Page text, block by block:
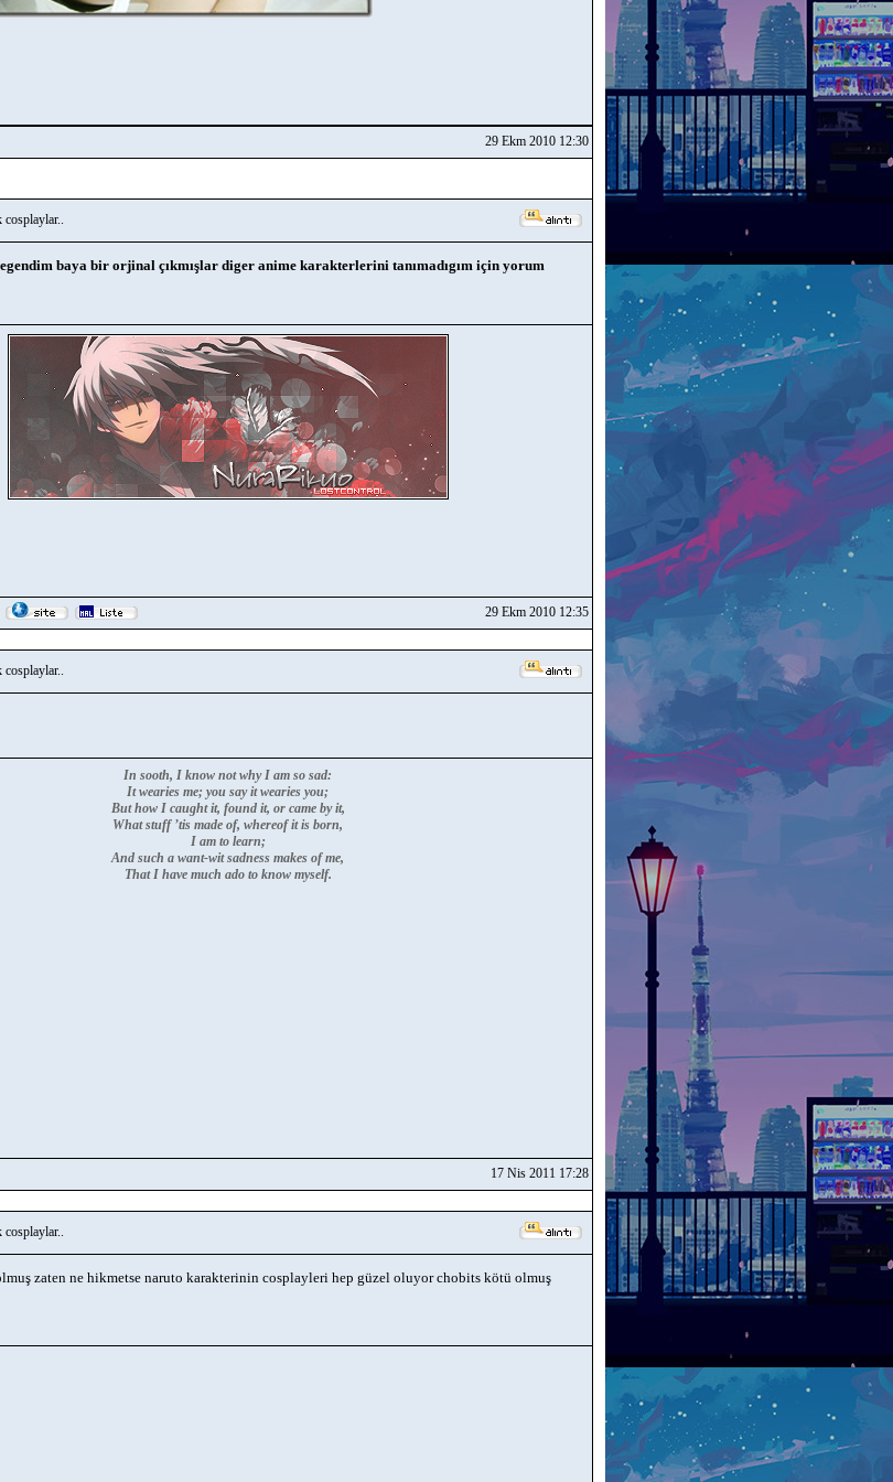
29 Ekm 2010 12:30
cosplaylar..
baya bir orjinal çıkmışlar diger anime karakterlerini tanımadıgım için yorum
29 Ekm 2010 12:35
cosplaylar..
In sooth, I know not why I am so sad:
It wearies me; you say it wearies you;
But how I caught it, found it, or came by it,
What stuff ’tis made of, whereof it is born,
I am to learn;
And such a want-wit sadness makes of me,
That I have much ado to know myself.
17 Nis 2011 17:28
cosplaylar..
zaten ne hikmetse naruto karakterinin cosplayleri hep güzel oluyor chobits kötü olmuş